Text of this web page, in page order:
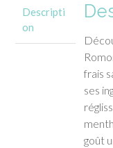
sachets
Descripti
on
frais
ses
goût